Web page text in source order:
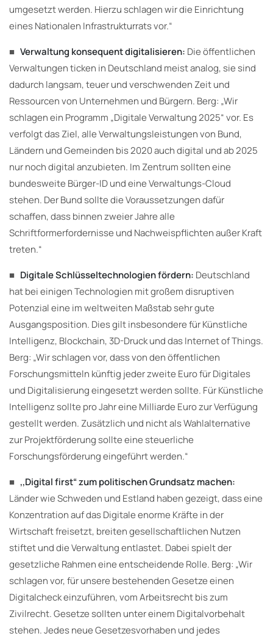
umgesetzt werden. Hierzu schlagen wir die Einrichtung
eines Nationalen Infrastrukturrats vor.“
■ Verwaltung konsequent digitalisieren: Die öffentlichen
Verwaltungen ticken in Deutschland meist analog, sie sind
dadurch langsam, teuer und verschwenden Zeit und
Ressourcen von Unternehmen und Bürgern. Berg: „Wir
schlagen ein Programm „Digitale Verwaltung 2025“ vor. Es
verfolgt das Ziel, alle Verwaltungsleistungen von Bund,
Ländern und Gemeinden bis 2020 auch digital und ab 2025
nur noch digital anzubieten. Im Zentrum sollten eine
bundesweite Bürger-ID und eine Verwaltungs-Cloud
stehen. Der Bund sollte die Voraussetzungen dafür
schaffen, dass binnen zweier Jahre alle
Schriftformerfordernisse und Nachweispflichten außer Kraft
treten.“
■ Digitale Schlüsseltechnologien fördern: Deutschland
hat bei einigen Technologien mit großem disruptiven
Potenzial eine im weltweiten Maßstab sehr gute
Ausgangsposition. Dies gilt insbesondere für Künstliche
Intelligenz, Blockchain, 3D-Druck und das Internet of Things.
Berg: „Wir schlagen vor, dass von den öffentlichen
Forschungsmitteln künftig jeder zweite Euro für Digitales
und Digitalisierung eingesetzt werden sollte. Für Künstliche
Intelligenz sollte pro Jahr eine Milliarde Euro zur Verfügung
gestellt werden. Zusätzlich und nicht als Wahlalternative
zur Projektförderung sollte eine steuerliche
Forschungsförderung eingeführt werden.“
■ ,,Digital first“ zum politischen Grundsatz machen:
Länder wie Schweden und Estland haben gezeigt, dass eine
Konzentration auf das Digitale enorme Kräfte in der
Wirtschaft freisetzt, breiten gesellschaftlichen Nutzen
stiftet und die Verwaltung entlastet. Dabei spielt der
gesetzliche Rahmen eine entscheidende Rolle. Berg: „Wir
schlagen vor, für unsere bestehenden Gesetze einen
Digitalcheck einzuführen, vom Arbeitsrecht bis zum
Zivilrecht. Gesetze sollten unter einem Digitalvorbehalt
stehen. Jedes neue Gesetzesvorhaben und jedes